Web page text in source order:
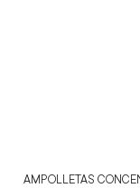
AMPOLLETAS